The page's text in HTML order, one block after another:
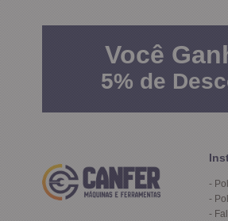
Você
5%de